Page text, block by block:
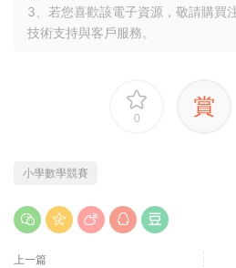
3、若您喜歡該電子資源，敬請購買
技術支持與客戶服務。
0 賞
小學數學競賽
上一篇